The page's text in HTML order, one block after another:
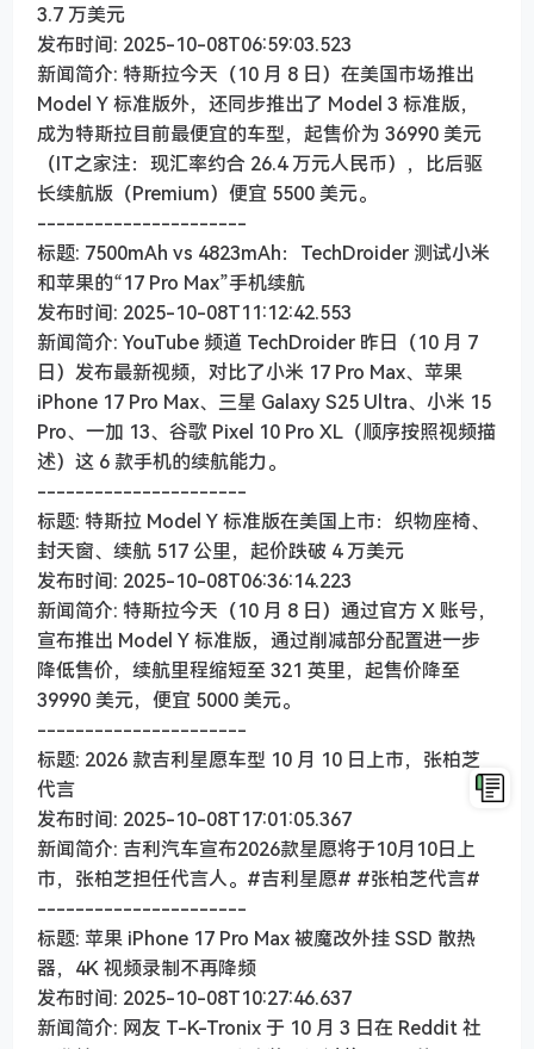
3.7 万美元
发布时间: 2025-10-08T06:59:03.523
新闻简介: 特斯拉今天（10 月 8 日）在美国市场推出
Model Y 标准版外，还同步推出了 Model 3 标准版，
成为特斯拉目前最便宜的车型，起售价为 36990 美元
（IT之家注：现汇率约合 26.4 万元人民币），比后驱
长续航版（Premium）便宜 5500 美元。
----------------------
标题: 7500mAh vs 4823mAh：TechDroider 测试小米
和苹果的“17 Pro Max”手机续航
发布时间: 2025-10-08T11:12:42.553
新闻简介: YouTube 频道 TechDroider 昨日（10 月 7
日）发布最新视频，对比了小米 17 Pro Max、苹果
iPhone 17 Pro Max、三星 Galaxy S25 Ultra、小米 15
Pro、一加 13、谷歌 Pixel 10 Pro XL（顺序按照视频描
述）这 6 款手机的续航能力。
----------------------
标题: 特斯拉 Model Y 标准版在美国上市：织物座椅、
封天窗、续航 517 公里，起价跌破 4 万美元
发布时间: 2025-10-08T06:36:14.223
新闻简介: 特斯拉今天（10 月 8 日）通过官方 X 账号，
宣布推出 Model Y 标准版，通过削减部分配置进一步
降低售价，续航里程缩短至 321 英里，起售价降至
39990 美元，便宜 5000 美元。
----------------------
标题: 2026 款吉利星愿车型 10 月 10 日上市，张柏芝
代言
发布时间: 2025-10-08T17:01:05.367
新闻简介: 吉利汽车宣布2026款星愿将于10月10日上
市，张柏芝担任代言人。#吉利星愿# #张柏芝代言#
----------------------
标题: 苹果 iPhone 17 Pro Max 被魔改外挂 SSD 散热
器，4K 视频录制不再降频
发布时间: 2025-10-08T10:27:46.637
新闻简介: 网友 T-K-Tronix 于 10 月 3 日在 Reddit 社